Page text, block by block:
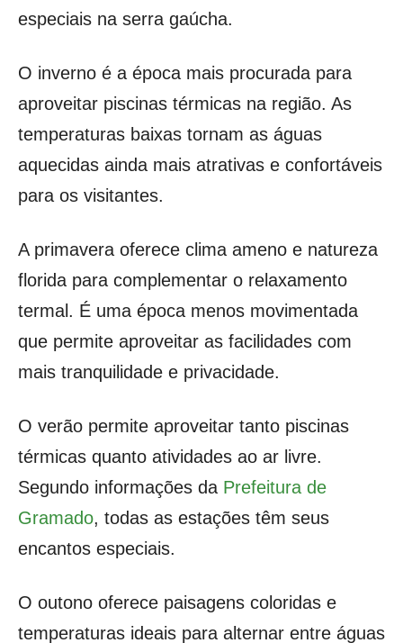
especiais na serra gaúcha.
O inverno é a época mais procurada para
aproveitar piscinas térmicas na região. As
temperaturas baixas tornam as águas
aquecidas ainda mais atrativas e confortáveis
para os visitantes.
A primavera oferece clima ameno e natureza
florida para complementar o relaxamento
termal. É uma época menos movimentada
que permite aproveitar as facilidades com
mais tranquilidade e privacidade.
O verão permite aproveitar tanto piscinas
térmicas quanto atividades ao ar livre.
Segundo informações da Prefeitura de
Gramado, todas as estações têm seus
encantos especiais.
O outono oferece paisagens coloridas e
temperaturas ideais para alternar entre águas